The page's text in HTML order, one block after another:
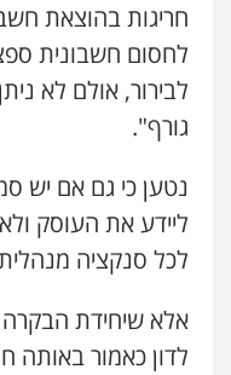
חריגות בהוצאת
לחסום חשבונית
לבירור, אולם לא
גורף".
נטען כי גם אם יש
ליידע את העוסק
לכל סנקציה
אלא שיחידת
לדון כאמור באותה
חנא
פלילי
פלילי
פלילי